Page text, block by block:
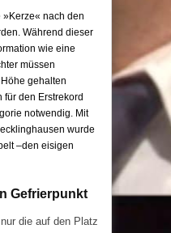
nach den
Während dieser
wie eine
müssen
gehalten
für den Erstrekord
notwendig. Mit
wurde
–den eisigen
Gefrierpunkt
die auf den Platz